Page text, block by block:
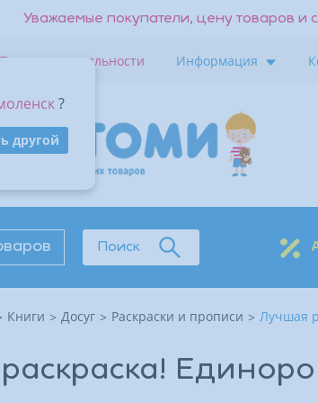
Уважаемые покупатели, цену товаров и
?
другой
Программа лояльности Информация
Поиск
Книги Досуг Раскраски и прописи Лучшая
списку